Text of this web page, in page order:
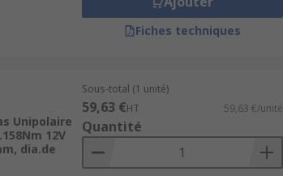
Fiches techniques
Unipolaire
12V
dia.de
Sous-total (1 unité)
59,63 €HT 59,63 €/unité
Quantité